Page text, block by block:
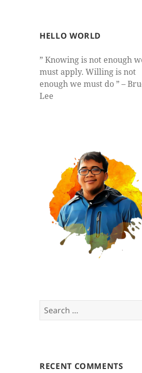
HELLO WORLD
” Knowing is not enough
must apply. Willing is not
enough we must do ” –
Lee
Search
for:
RECENT COMMENTS